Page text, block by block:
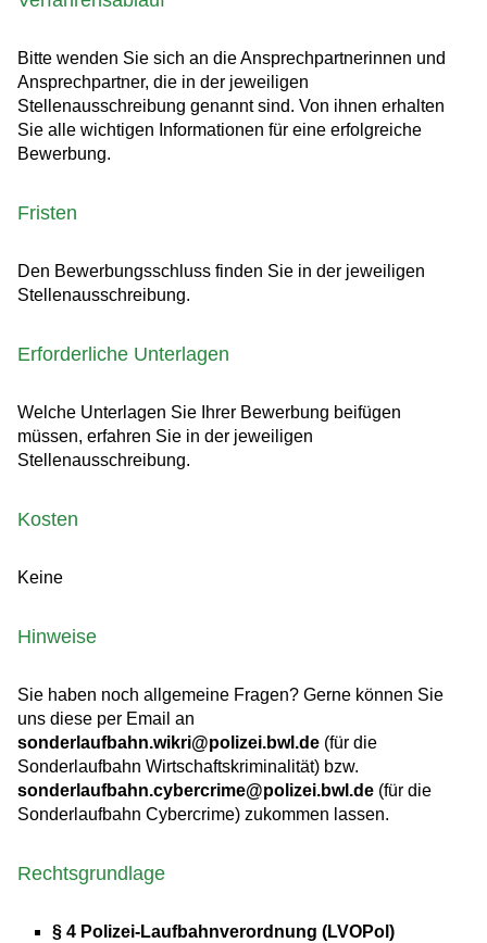
Bitte wenden Sie sich an die Ansprechpartnerinnen und
Ansprechpartner, die in der jeweiligen
Stellenausschreibung genannt sind. Von ihnen erhalten
Sie alle wichtigen Informationen für eine erfolgreiche
Bewerbung.
Fristen
Den Bewerbungsschluss finden Sie in der jeweiligen
Stellenausschreibung.
Erforderliche Unterlagen
Welche Unterlagen Sie Ihrer Bewerbung beifügen
müssen, erfahren Sie in der jeweiligen
Stellenausschreibung.
Kosten
Keine
Hinweise
Sie haben noch allgemeine Fragen? Gerne können Sie
uns diese per Email an
sonderlaufbahn.wikri@polizei.bwl.de (für die
Sonderlaufbahn Wirtschaftskriminalität) bzw.
sonderlaufbahn.cybercrime@polizei.bwl.de (für die
Sonderlaufbahn Cybercrime) zukommen lassen.
Rechtsgrundlage
§ 4 Polizei-Laufbahnverordnung (LVOPol)